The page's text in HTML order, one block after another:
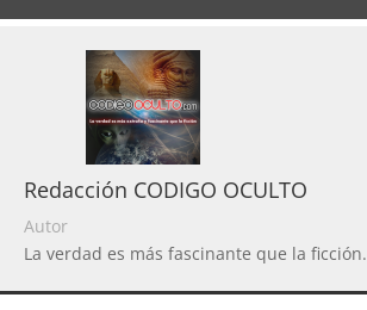
Redacción CODIGO OCULTO
Autor
La verdad es más fascinante que la ficción.